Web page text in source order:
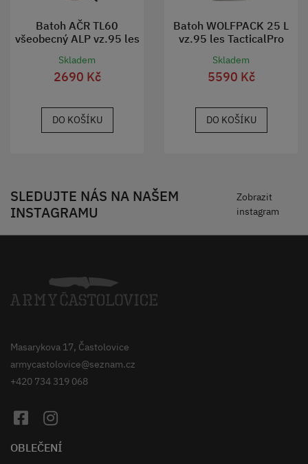
Batoh AČR TL60
všeobecný ALP vz.95 les
použitý
Skladem
2690 Kč
DO KOŠÍKU
Batoh WOLFPACK 25 L
vz.95 les TacticalPro
Skladem
5590 Kč
DO KOŠÍKU
SLEDUJTE NÁS NA NAŠEM
INSTAGRAMU
Zobrazit
instagram
Masarykova 17, Častolovice
armycastolovice@seznam.cz
+420 734 319 068
OBLEČENÍ